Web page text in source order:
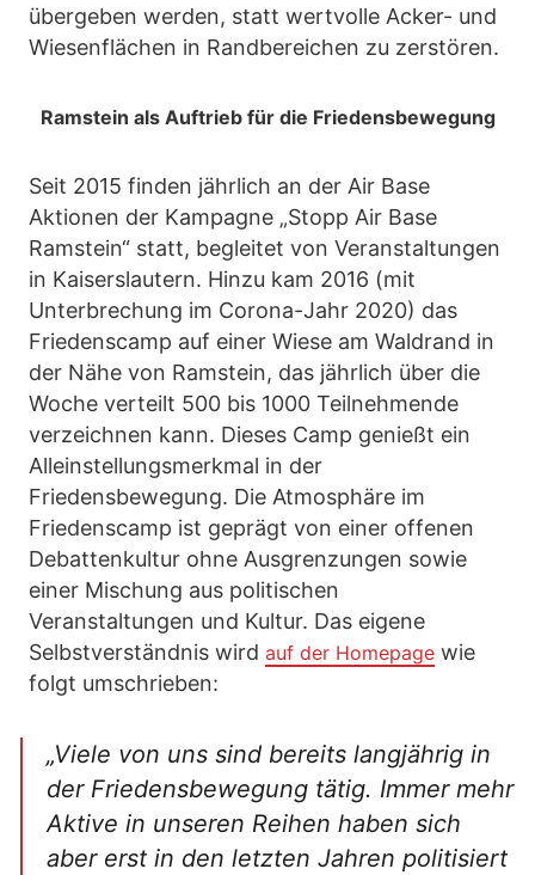
übergeben werden, statt wertvolle Acker- und
Wiesenflächen in Randbereichen zu zerstören.
Ramstein als Auftrieb für die Friedensbewegung
Seit 2015 finden jährlich an der Air Base
Aktionen der Kampagne „Stopp Air Base
Ramstein“ statt, begleitet von Veranstaltungen
in Kaiserslautern. Hinzu kam 2016 (mit
Unterbrechung im Corona-Jahr 2020) das
Friedenscamp auf einer Wiese am Waldrand in
der Nähe von Ramstein, das jährlich über die
Woche verteilt 500 bis 1000 Teilnehmende
verzeichnen kann. Dieses Camp genießt ein
Alleinstellungsmerkmal in der
Friedensbewegung. Die Atmosphäre im
Friedenscamp ist geprägt von einer offenen
Debattenkultur ohne Ausgrenzungen sowie
einer Mischung aus politischen
Veranstaltungen und Kultur. Das eigene
Selbstverständnis wird auf der Homepage wie
folgt umschrieben:
„Viele von uns sind bereits langjährig in
der Friedensbewegung tätig. Immer mehr
Aktive in unseren Reihen haben sich
aber erst in den letzten Jahren politisiert